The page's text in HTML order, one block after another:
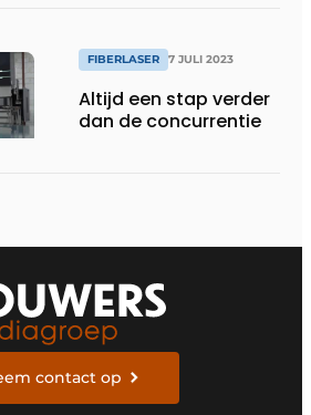
FIBERLASER 7 JULI 2023
Altijd een stap verder
dan de concurrentie
contact op